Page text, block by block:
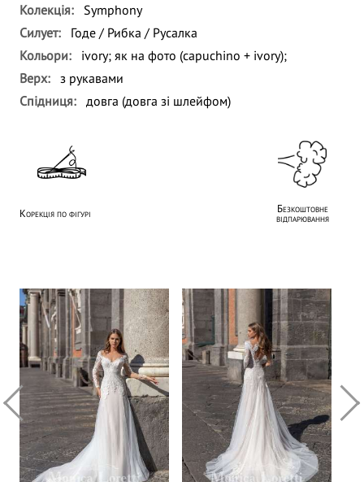
Колекція: Symphony
Силует:
Годе / Рибка / Русалка
Кольори:
ivory; як на фото (capuchino + ivory);
Верх: з рукавами
Спідниця: довга (довга зі шлейфом)
Корекція по фігурі Безкоштовне
відпарювання